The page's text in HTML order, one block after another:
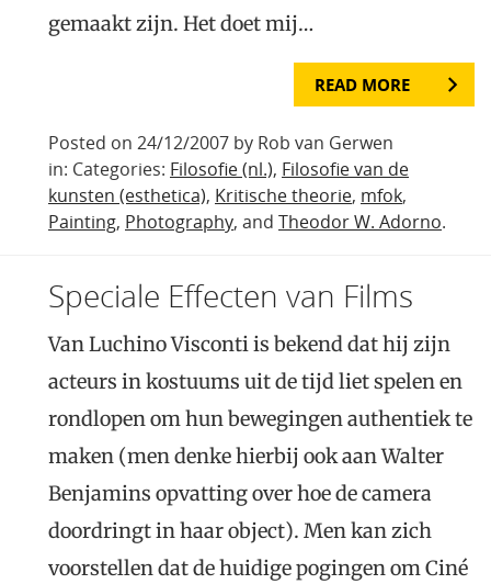
gemaakt zijn. Het doet mij…
READ MORE
Posted on 24/12/2007 by Rob van Gerwen
in: Categories: Filosofie (nl.), Filosofie van de
kunsten (esthetica), Kritische theorie, mfok,
Painting, Photography, and Theodor W. Adorno.
Speciale Effecten van Films
Van Luchino Visconti is bekend dat hij zijn
acteurs in kostuums uit de tijd liet spelen en
rondlopen om hun bewegingen authentiek te
maken (men denke hierbij ook aan Walter
Benjamins opvatting over hoe de camera
doordringt in haar object). Men kan zich
voorstellen dat de huidige pogingen om Ciné